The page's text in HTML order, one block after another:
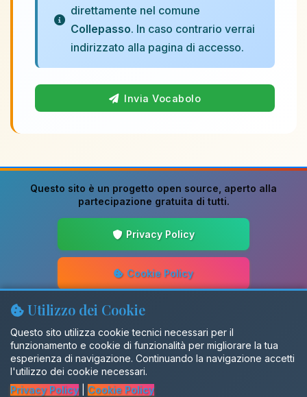
direttamente nel comune
Collepasso. In caso contrario verrai
indirizzato alla pagina di accesso.
Invia Vocabolo
Questo sito è un progetto open source , aperto alla
partecipazione gratuita di tutti.
Privacy Policy
Cookie Policy
Guida alla Scrittura
Aggiornamenti
Gruppo Facebook
Utilizzo dei Cookie
Questo sito utilizza cookie tecnici necessari per il
funzionamento e cookie di funzionalità per migliorare la tua
esperienza di navigazione. Continuando la navigazione accetti
l'utilizzo dei cookie necessari.
Privacy Policy
Cookie Policy